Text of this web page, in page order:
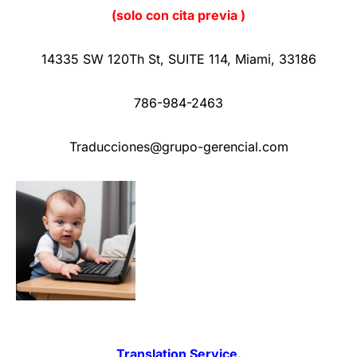
(solo con cita previa )
14335 SW 120Th St, SUITE 114, Miami, 33186
786-984-2463
Traducciones@grupo-gerencial.com